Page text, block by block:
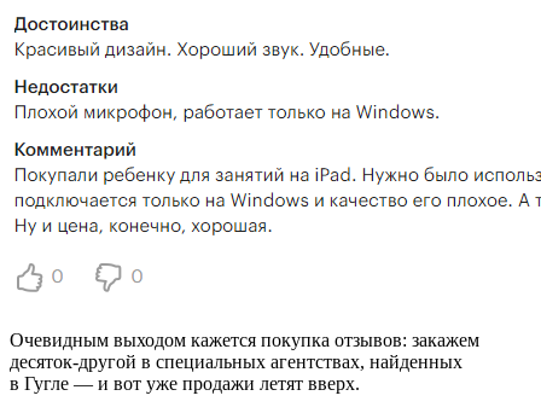
Очевидным выходом кажется покупка отзывов: закажем
десяток-другой в специальных агентствах, найденных
в Гугле — и вот уже продажи летят вверх.